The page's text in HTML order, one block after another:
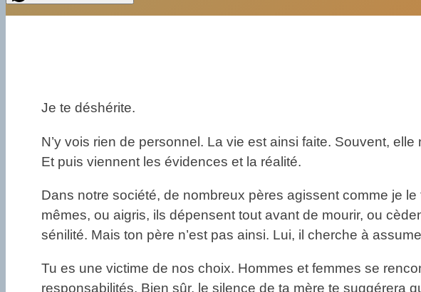
Je te déshérite.
N’y vois rien de personnel. La vie est ainsi faite. Souvent,
Et puis viennent les évidences et la réalité.
Dans notre société, de nombreux pères agissent comme je
mêmes, ou aigris, ils dépensent tout avant de mourir, ou
sénilité. Mais ton père n’est pas ainsi. Lui, il cherche à
Tu es une victime de nos choix. Hommes et femmes se
responsabilités. Bien sûr, le silence de ta mère te suggérera